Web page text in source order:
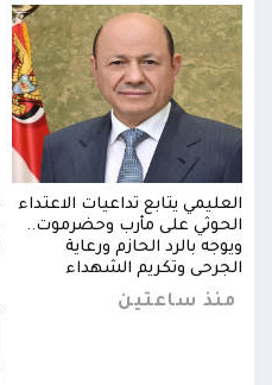
العليمي يتابع تداعيات الاعتداء
الحوثي على مأرب وحضرموت..
ويوجه بالرد الحازم ورعاية
الجرحى وتكريم الشهداء
منذ ساعتين